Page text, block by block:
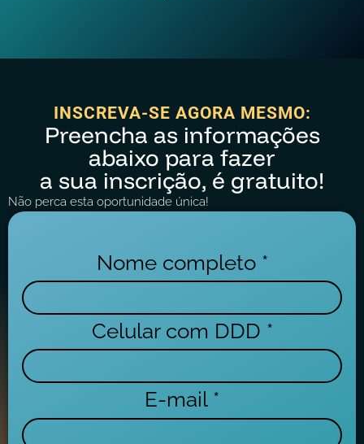
INSCREVA-SE AGORA MESMO:
Preencha as informações
abaixo para fazer
a sua inscrição, é gratuito!
Não perca esta oportunidade única!
Nome completo *
Celular com DDD *
E-mail *